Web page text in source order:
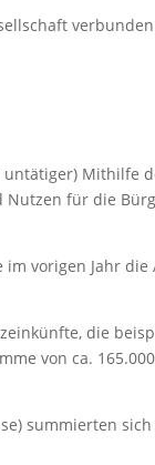
untätiger) Mithilfe
Nutzen für die
vorigen Jahr die
die
von ca. 165.000
summierten